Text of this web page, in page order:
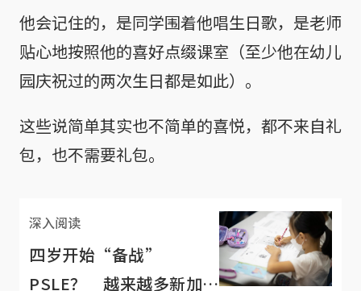
他会记住的，是同学围着他唱生日歌，是老师
贴心地按照他的喜好点缀课室（至少他在幼儿
园庆祝过的两次生日都是如此）。
这些说简单其实也不简单的喜悦，都不来自礼
包，也不需要礼包。
深入阅读
四岁开始“备战”
PSLE？ 越来越多新加坡